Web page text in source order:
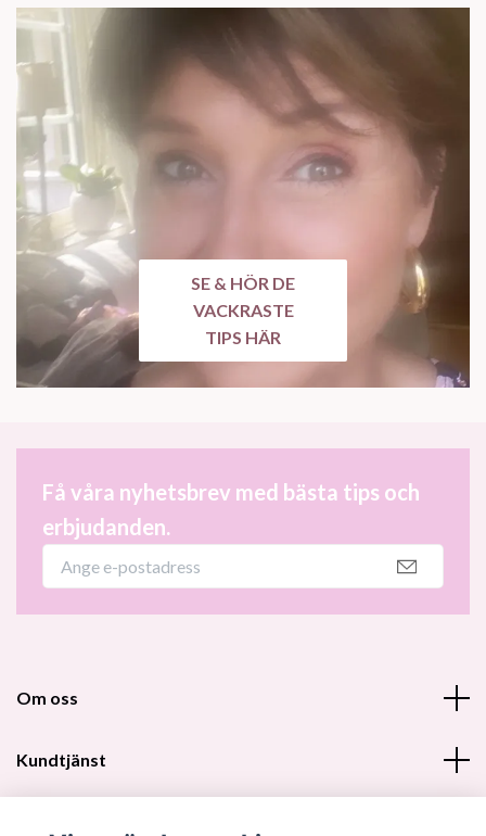
SE & HÖR DE
VACKRASTE
TIPS HÄR
Få våra nyhetsbrev med bästa tips och
erbjudanden.
Om oss
Kundtjänst